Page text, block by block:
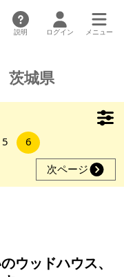
説明 ログイン メニュー
茨城県
5
6
次ページ
ウッドハウス、